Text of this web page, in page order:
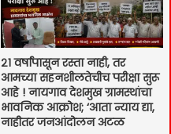
२१ वर्षांपासून रस्ता नाही, तर
आमच्या सहनशीलतेचीच परीक्षा सुरू
आहे ! नायगाव देशमुख ग्रामस्थांचा
भावनिक आक्रोश; ‘आता न्याय द्या,
नाहीतर जनआंदोलन अटळ